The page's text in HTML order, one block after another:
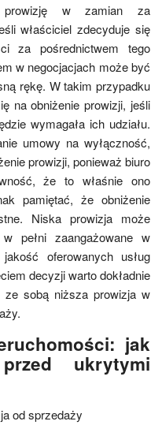
w zamian za
właściciel zdecyduje się
za pośrednictwem tego
w negocjacjach może być
rękę. W takim przypadku
na obniżenie prowizji, jeśli
wymagała ich udziału.
umowy na wyłączność,
prowizji, ponieważ biuro
że to właśnie ono
pamiętać, że obniżenie
Niska prowizja może
pełni zaangażowane w
oferowanych usług
decyzji warto dokładnie
sobą niższa prowizja w
jak
ukrytymi